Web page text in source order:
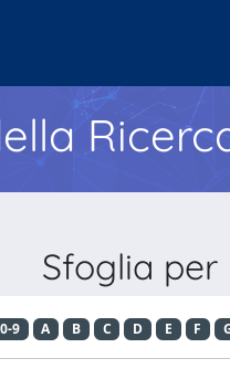
Sfoglia per
0-9 A B C D E F